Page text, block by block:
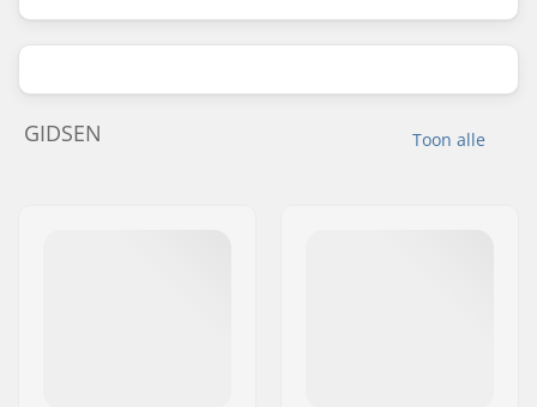
Toon alle
GIDSEN